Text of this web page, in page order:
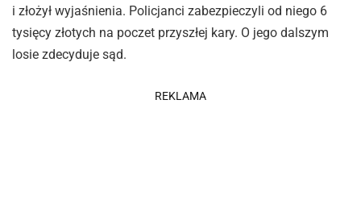
i złożył wyjaśnienia. Policjanci zabezpieczyli od niego 6
tysięcy złotych na poczet przyszłej kary. O jego dalszym
losie zdecyduje sąd.
REKLAMA